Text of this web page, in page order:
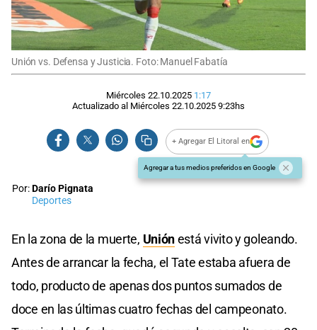
Unión vs. Defensa y Justicia. Foto: Manuel Fabatía
Miércoles 22.10.2025 1:17
Actualizado al Miércoles 22.10.2025 9:23hs
+ Agregar El Litoral en
Agregar a tus medios preferidos en Google
Por:Darío Pignata
Deportes
En la zona de la muerte, Uniónestá vivito y goleando.
Antes de arrancar la fecha, el Tate estaba afuera de
todo, producto de apenas dos puntos sumados de
doce en las últimas cuatro fechas del campeonato.